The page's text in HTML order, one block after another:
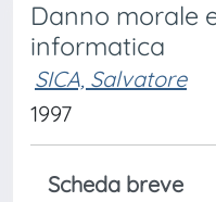
Danno morale
informatica
SICA, Salvatore
1997
Scheda breve